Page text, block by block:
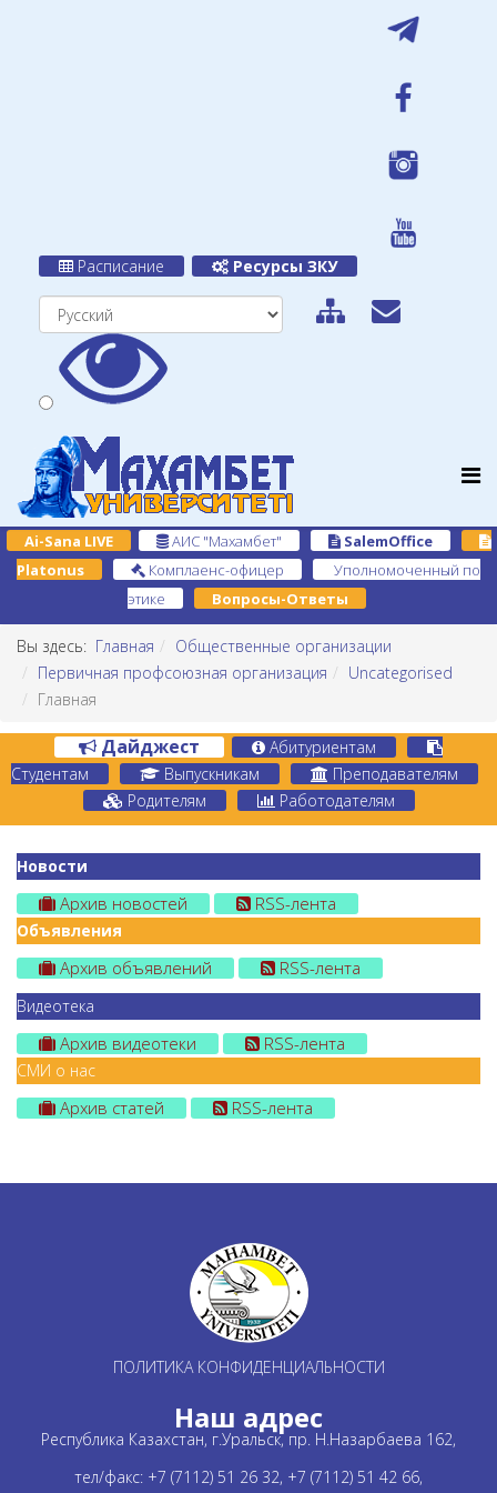
Расписание Ресурсы ЗКУ
Ai-Sana LIVE АИС "Махамбет"
SalemOffice
Platonus
Комплаенс-офицер
Уполномоченный по
этике
Вопросы-Ответы
Вы здесь: Главная
Общественные организации
Первичная профсоюзная организация
Uncategorised
Главная
Дайджест
Абитуриентам
Студентам
Выпускникам
Преподавателям
Родителям
Работодателям
Новости
Архив новостей RSS-лента
Объявления
Архив объявлений RSS-лента
Видеотека
Архив видеотеки RSS-лента
СМИ о нас
Архив статей RSS-лента
ПОЛИТИКА КОНФИДЕНЦИАЛЬНОСТИ
Наш адрес
Республика Казахстан, г.Уральск, пр. Н.Назарбаева 162,
тел/факс: +7 (7112) 51 26 32, +7 (7112) 51 42 66,